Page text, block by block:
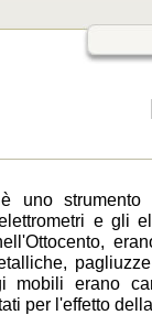
è uno
e gli
mobili erano
per l'effetto